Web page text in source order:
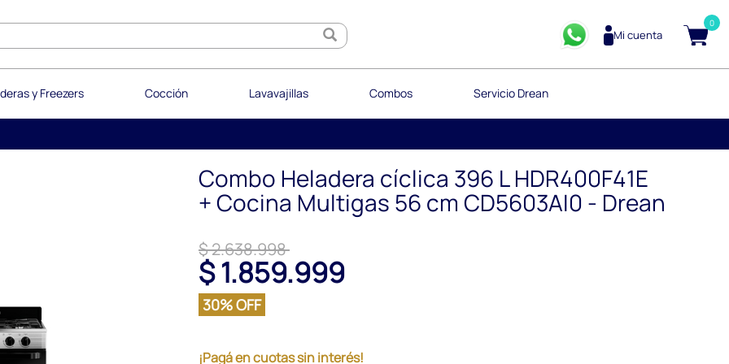
Mi cuenta
0
y Freezers Cocción Lavavajillas Combos Servicio Drean
Combo Heladera cíclica 396 L HDR400F41E
+ Cocina Multigas 56 cm CD5603AI0 - Drean
$ 2.638.998
$ 1.859.999
30% OFF
¡Pagá en cuotas sin interés!